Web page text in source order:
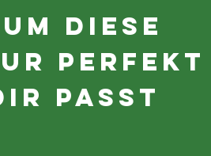
diese
perfekt
passt